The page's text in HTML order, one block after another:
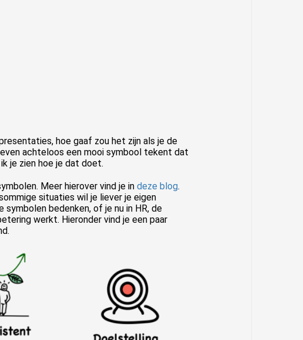
hoe gaaf zou het zijn als je de
achteloos een mooi symbool tekent dat
je zien hoe je dat doet.
Meer hierover vind je in deze blog.
situaties wil je liever je eigen
symbolen bedenken, of je nu in HR, de
werkt. Hieronder vind je een paar